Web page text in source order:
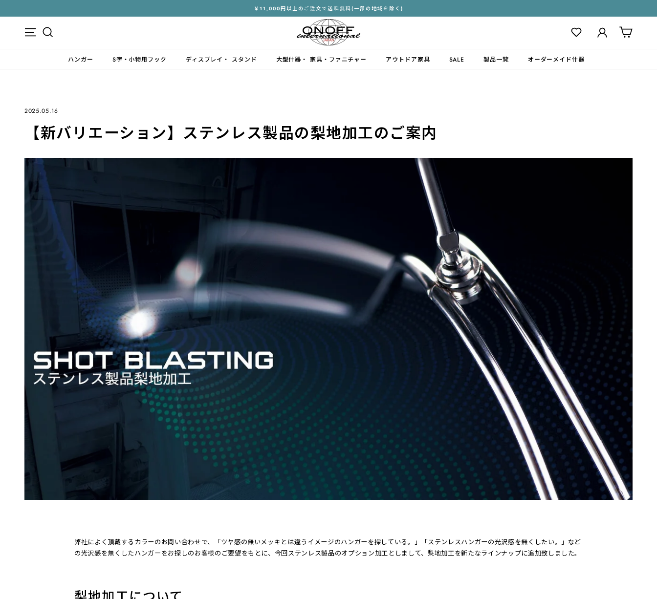
キ
ス
ラ
イ
す
￥11,000円以上のご注文で送料無料(一部の地域を除く)
メニュー ログイン
ハンガー S字・小物用フック ディスプレイ・ スタンド 大型什器・ 家具・ファニチャー アウトドア家具 SALE 製品一覧 オーダーメイド什器
2025.05.16
【新バリエーション】ステンレス製品の梨地加工のご案内
弊社によく頂戴するカラーのお問い合わせで、「ツヤ感の無いメッキとは違うイメージのハンガーを探している。」「ステンレスハンガーの光沢感を無くしたい。」など
の光沢感を無くしたハンガーをお探しのお客様のご要望をもとに、今回ステンレス製品のオプション加工としまして、梨地加工を新たなラインナップに追加致しました。